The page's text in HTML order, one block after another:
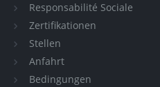
Responsabilité Sociale
Zertifikationen
Stellen
Anfahrt
Bedingungen